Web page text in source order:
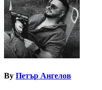
By Петър Ангелов